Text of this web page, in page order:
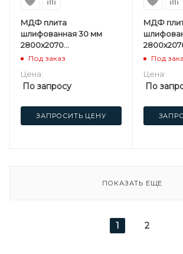
МДФ плита
шлифованная 30 мм
2800х2070
мм Кроностар F
Под заказ
Цена:
По запросу
ЗАПРОСИТЬ ЦЕНУ
МДФ
ммПод
Цена:
По
ПОКАЗАТЬ ЕЩЕ
1 2